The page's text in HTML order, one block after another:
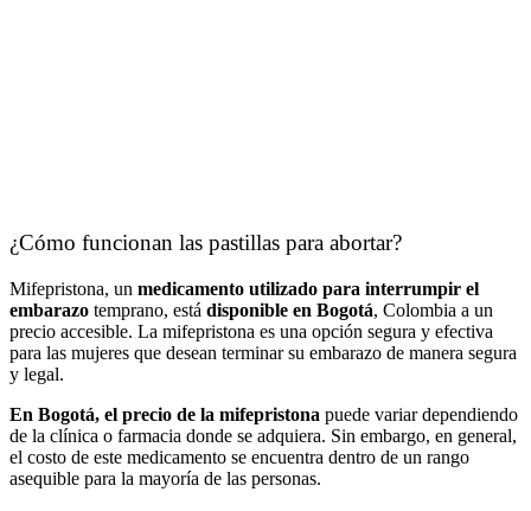
¿Cómo funcionan las pastillas para abortar?
Mifepristona, un medicamento utilizado para interrumpir el
embarazo temprano, está disponible en Bogotá, Colombia a un
precio accesible. La mifepristona es una opción segura y efectiva
para las mujeres que desean terminar su embarazo de manera segura
y legal.
En Bogotá, el precio de la mifepristona puede variar dependiendo
de la clínica o farmacia donde se adquiera. Sin embargo, en general,
el costo de este medicamento se encuentra dentro de un rango
asequible para la mayoría de las personas.